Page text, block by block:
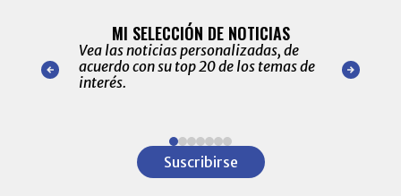
nuestro
para
MI SELECCIÓN DE NOTICIAS
Vea las noticias personalizadas, de
acuerdo con su top 20 de los temas de
interés.
de las
Suscribirse